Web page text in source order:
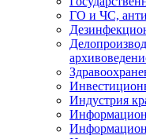
ГО и ЧС,
Индустрия